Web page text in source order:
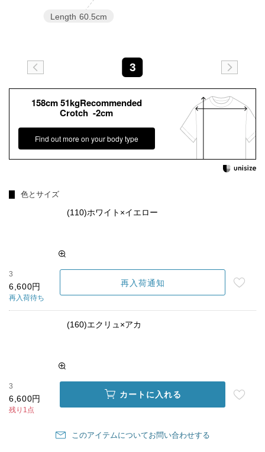
Length 60.5cm
3
158cm 51kgRecommended
Crotch -2cm
Find out more on your body type
色とサイズ
(110)ホワイト×イエロー
3
6,600円
再入荷待ち
再入荷通知
(160)エクリュ×アカ
3
6,600円
残り1点
カートに入れる
このアイテムについてお問い合わせする